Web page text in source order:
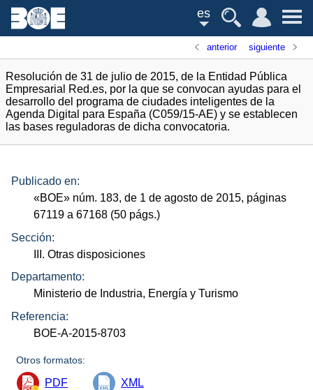
es
anterior siguiente
Resolución de 31 de julio de 2015, de la Entidad Pública
Empresarial Red.es, por la que se convocan ayudas para el
desarrollo del programa de ciudades inteligentes de la
Agenda Digital para España (C059/15-AE) y se establecen
las bases reguladoras de dicha convocatoria.
Publicado en:
«BOE» núm. 183, de 1 de agosto de 2015, páginas
67119 a 67168 (50 págs.)
Sección:
III. Otras disposiciones
Departamento:
Ministerio de Industria, Energía y Turismo
Referencia:
BOE-A-2015-8703
Otros formatos:
PDF XML